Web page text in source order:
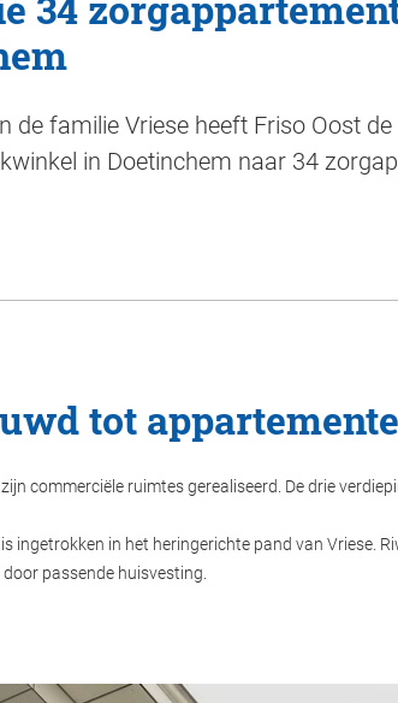
de familie Vriese heeft Friso Oost
in Doetinchem naar 34
tot
commerciële ruimtes gerealiseerd. De drie
ingetrokken in het heringerichte pand van Vriese.
passende huisvesting.